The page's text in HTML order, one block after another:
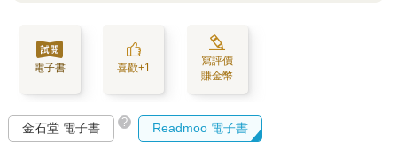
電子書 喜歡+1
寫評價
賺金幣
金石堂 電子書 ? Readmoo 電子書